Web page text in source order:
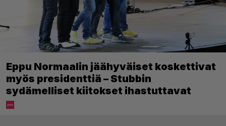
Eppu Normaalin jäähyväiset koskettivat
myös presidenttiä – Stubbin
sydämelliset kiitokset ihastuttavat